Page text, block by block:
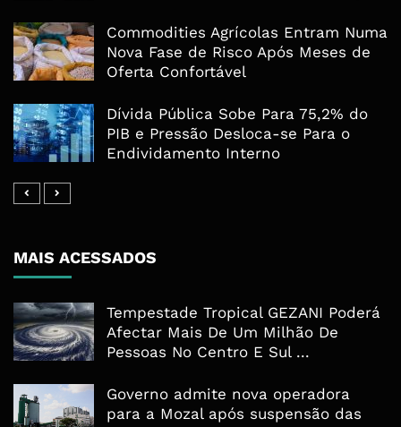
Commodities Agrícolas Entram Numa
Nova Fase de Risco Após Meses de
Oferta Confortável
Dívida Pública Sobe Para 75,2% do
PIB e Pressão Desloca-se Para o
Endividamento Interno
MAIS ACESSADOS
Tempestade Tropical GEZANI Poderá
Afectar Mais De Um Milhão De
Pessoas No Centro E Sul ...
Governo admite nova operadora
para a Mozal após suspensão das